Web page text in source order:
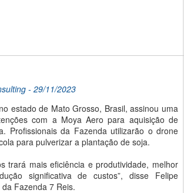
- 29/11/2023
estado de Mato Grosso, Brasil, assinou uma
com a Moya Aero para aquisição de
Profissionais da Fazenda utilizarão o drone
para pulverizar a plantação de soja.
trará mais eficiência e produtividade, melhor
significativa de custos”, disse Felipe
Fazenda 7 Reis.